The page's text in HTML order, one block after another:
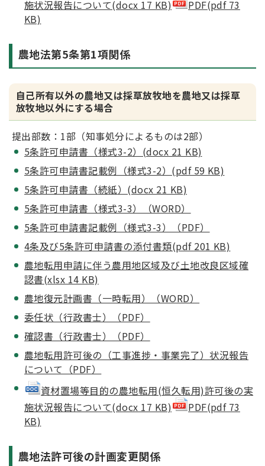
施状況報告について(docx 17 KB)
PDF(pdf 73
KB)
農地法第5条第1項関係
自己所有以外の農地又は採草放牧地を農地又は採草
放牧地以外にする場合
提出部数：1部（知事処分によるものは2部）
5条許可申請書（様式3-2）(docx 21 KB)
5条許可申請書記載例（様式3-2）(pdf 59 KB)
5条許可申請書（続紙）(docx 21 KB)
5条許可申請書（様式3-3）（WORD）
5条許可申請書記載例（様式3-3）（PDF）
4条及び5条許可申請書の添付書類(pdf 201 KB)
農地転用申請に伴う農用地区域及び土地改良区域確
認書(xlsx 14 KB)
農地復元計画書（一時転用）（WORD）
委任状（行政書士）（PDF）
確認書（行政書士）（PDF）
農地転用許可後の（工事進捗・事業完了）状況報告
について（PDF）
資材置場等目的の農地転用(恒久転用)許可後の実
施状況報告について(docx 17 KB)
PDF(pdf 73
KB)
農地法許可後の計画変更関係